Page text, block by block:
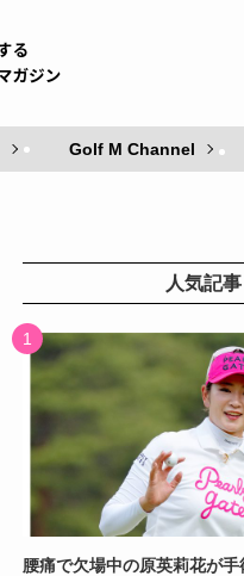
Golf M Channel
人気記事
腰痛で欠場中の原英莉花が手